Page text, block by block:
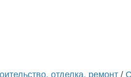
отделка, ремонт /